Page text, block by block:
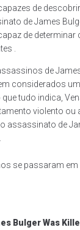
de
de James
de determinar
.
de
considerados
tudo indica,
violento ou
assassinato de
se passaram
Bulger Was